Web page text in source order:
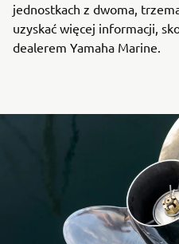
jednostkach z dwoma,
uzyskać więcej informacji,
dealerem Yamaha Marine.